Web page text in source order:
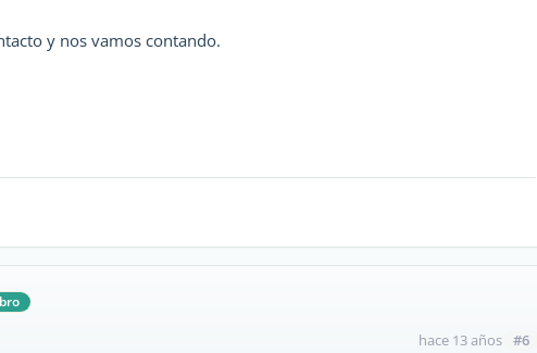
y nos vamos contando.
hace 13 años #6